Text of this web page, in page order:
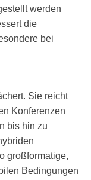
werden
die
bei
Sie reicht
Konferenzen
bis hin zu
großformatige,
Bedingungen